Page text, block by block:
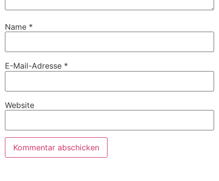
Name *
E-Mail-Adresse *
Website